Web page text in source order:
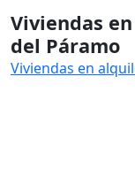
Viviendas
del Páramo
Viviendas en